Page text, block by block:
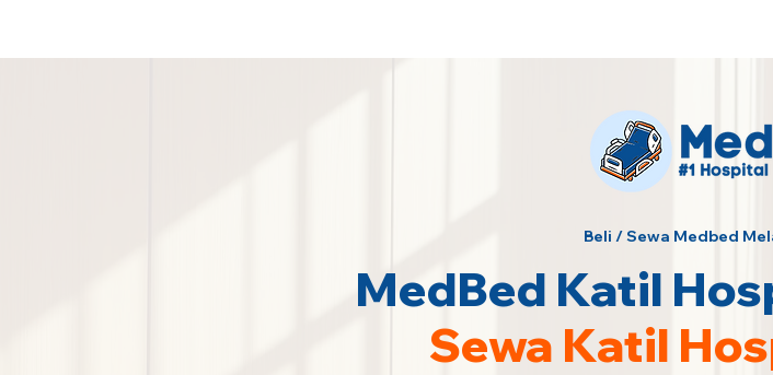
Beli / Sewa Medbed
MedBed Katil
Sewa Katil